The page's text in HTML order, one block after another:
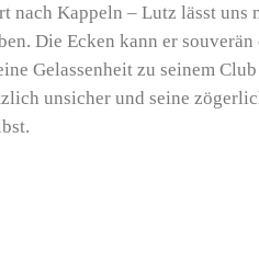
nach Kappeln – Lutz lässt uns
Die Ecken kann er
Gelassenheit zu seinem
unsicher und seine